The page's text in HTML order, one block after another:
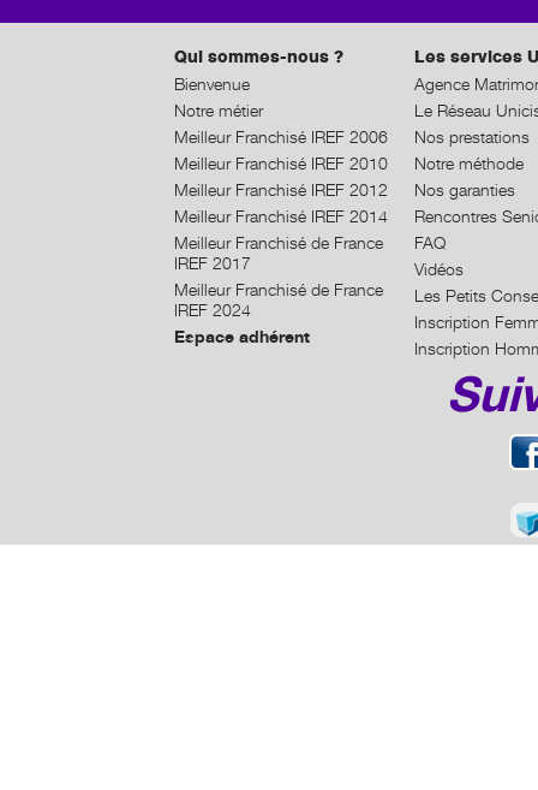
Qui sommes-nous ?
Bienvenue
Notre métier
Meilleur Franchisé IREF 2006
Meilleur Franchisé IREF 2010
Meilleur Franchisé IREF 2012
Meilleur Franchisé IREF 2014
Meilleur Franchisé de France
IREF 2017
Meilleur Franchisé de France
IREF 2024
Espace adhérent
Les services
Agence
Le Réseau
Nos prestations
Notre méthode
Nos garanties
Rencontres
FAQ
Vidéos
Les Petits
Inscription
Inscription